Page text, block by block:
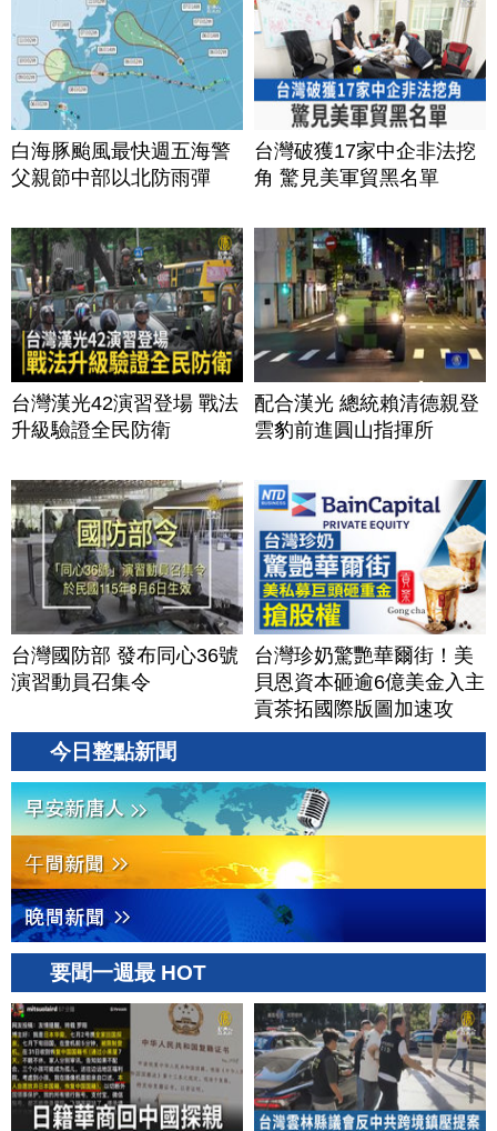
白海豚颱風最快週五海警
父親節中部以北防雨彈
台灣破獲17家中企非法挖
角 驚見美軍貿黑名單
台灣漢光42演習登場 戰法
升級驗證全民防衛
配合漢光 總統賴清德親登
雲豹前進圓山指揮所
台灣國防部 發布同心36號
演習動員召集令
台灣珍奶驚艷華爾街！美
貝恩資本砸逾6億美金入主
貢茶拓國際版圖加速攻
美？｜#財經新聞｜
今日整點新聞
要聞一週最 HOT